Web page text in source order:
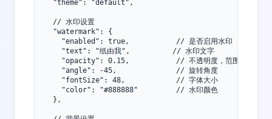
  "theme": "default",
  // 水印设置
  "watermark": {
    "enabled": true,           // 是否启用水印
    "text": "纸由我",          // 水印文字
    "opacity": 0.15,           // 不透明度，范围 0-1
    "angle": -45,              // 旋转角度
    "fontSize": 48,            // 字体大小
    "color": "#888888"         // 水印颜色
  },